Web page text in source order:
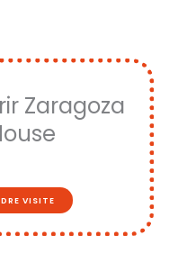
Zaragoza
VISITE